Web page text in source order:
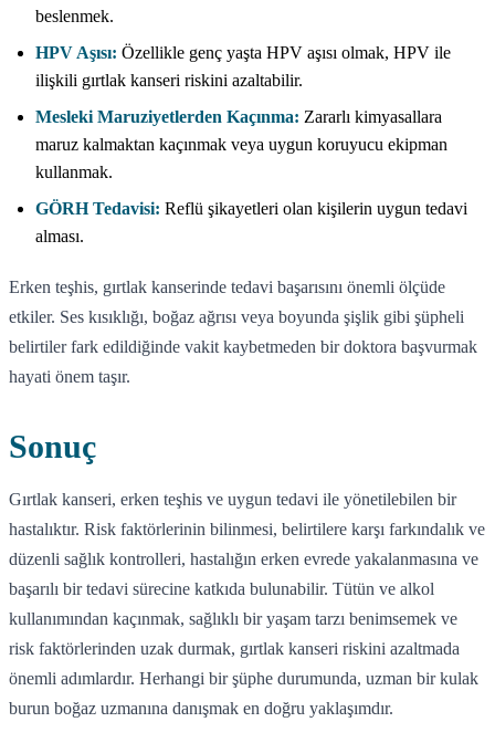
beslenmek.
HPV Aşısı: Özellikle genç yaşta HPV aşısı olmak, HPV ile
ilişkili gırtlak kanseri riskini azaltabilir.
Mesleki Maruziyetlerden Kaçınma: Zararlı kimyasallara
maruz kalmaktan kaçınmak veya uygun koruyucu ekipman
kullanmak.
GÖRH Tedavisi: Reflü şikayetleri olan kişilerin uygun tedavi
alması.
Erken teşhis, gırtlak kanserinde tedavi başarısını önemli ölçüde
etkiler. Ses kısıklığı, boğaz ağrısı veya boyunda şişlik gibi şüpheli
belirtiler fark edildiğinde vakit kaybetmeden bir doktora başvurmak
hayati önem taşır.
Sonuç
Gırtlak kanseri, erken teşhis ve uygun tedavi ile yönetilebilen bir
hastalıktır. Risk faktörlerinin bilinmesi, belirtilere karşı farkındalık ve
düzenli sağlık kontrolleri, hastalığın erken evrede yakalanmasına ve
başarılı bir tedavi sürecine katkıda bulunabilir. Tütün ve alkol
kullanımından kaçınmak, sağlıklı bir yaşam tarzı benimsemek ve
risk faktörlerinden uzak durmak, gırtlak kanseri riskini azaltmada
önemli adımlardır. Herhangi bir şüphe durumunda, uzman bir kulak
burun boğaz uzmanına danışmak en doğru yaklaşımdır.